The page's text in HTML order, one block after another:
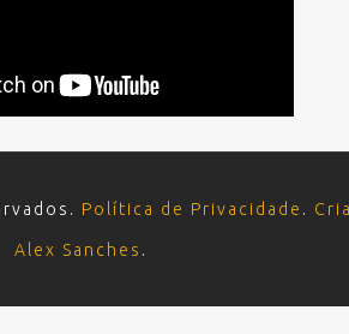
Política de Privacidade .
Alex Sanches .